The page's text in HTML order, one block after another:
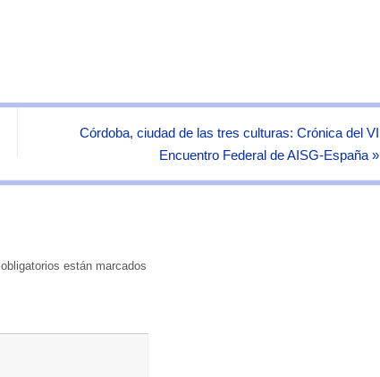
Córdoba, ciudad de las tres culturas: Crónica del VI
Encuentro Federal de AISG-España »
obligatorios están marcados